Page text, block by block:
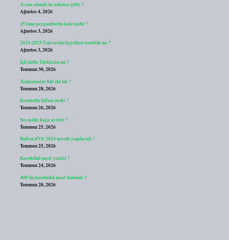
Avans almak ne anlama gelir ?
Ağustos 4, 2026
25 tane peygamberin ismi nedir ?
Ağustos 3, 2026
2024-2025 Üniversite kayıtları uzatıldı mı ?
Ağustos 3, 2026
İçli köfte Türklerin mi ?
Temmuz 30, 2026
Tamlamalar hâl eki mi ?
Temmuz 28, 2026
Kozmetik bilimi nedir ?
Temmuz 26, 2026
Ses nedir, kaça ayrılır ?
Temmuz 25, 2026
Ballon d’Or 2024 nerede yapılacak ?
Temmuz 25, 2026
Karekökü nasıl yazılır ?
Temmuz 24, 2026
400’ün karekökü nasıl bulunur ?
Temmuz 20, 2026